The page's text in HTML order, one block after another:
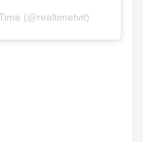
(@realtimetvit)